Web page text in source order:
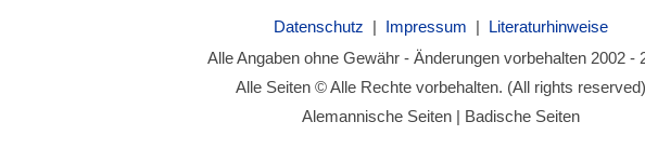
Datenschutz | Impressum | Literaturhinweise
Alle Angaben ohne Gewähr - Änderungen vorbehalten 2002 -
Alle Seiten © Alle Rechte vorbehalten. (All rights reserved)
Alemannische Seiten | Badische Seiten